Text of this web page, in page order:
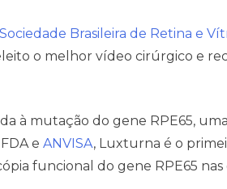
Sociedade Brasileira de Retina e
o melhor vídeo cirúrgico e
à mutação do gene RPE65,
e ANVISA, Luxturna é o
funcional do gene RPE65 nas